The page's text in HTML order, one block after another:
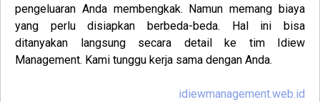
pengeluaran Anda membengkak. Namun memang biaya
yang perlu disiapkan berbeda-beda. Hal ini bisa
ditanyakan langsung secara detail ke tim Idiew
Management. Kami tunggu kerja sama dengan Anda.
idiewmanagement.web.id